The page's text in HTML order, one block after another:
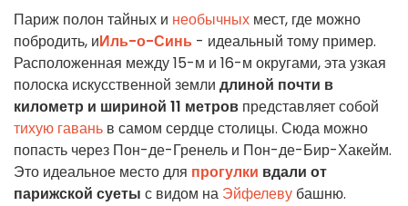
Париж полон тайных и необычных мест, где можно
побродить, иИль-о-Синь - идеальный тому пример.
Расположенная между 15-м и 16-м округами, эта узкая
полоска искусственной земли длиной почти в
километр и шириной 11 метров представляет собой
тихую гавань в самом сердце столицы. Сюда можно
попасть через Пон-де-Гренель и Пон-де-Бир-Хакейм.
Это идеальное место для прогулки вдали от
парижской суеты с видом на Эйфелеву башню.